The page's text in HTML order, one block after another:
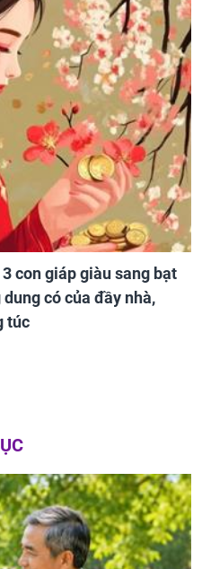
con giáp giàu sang bạt
có của đầy nhà,
túc